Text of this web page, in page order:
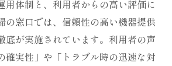
ンタルを選ぶ際のポイントと注
ル料金の目安と賢い選び方を解
用体制と、利用者からの高い評価に
の窓口では、信頼性の高い機器提供
底が実施されています。利用者の声
確実性」や「トラブル時の迅速な対